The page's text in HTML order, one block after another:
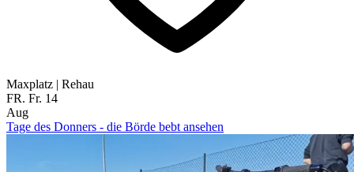
Maxplatz | Rehau
FR. Fr. 14
Aug
Tage des Donners - die Börde bebt ansehen